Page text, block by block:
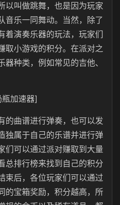
以叫做跳舞，也是因为玩家
音乐一同舞动。当然，除了
着演奏乐器的玩法，玩家们
取小游戏的积分。在派对之
种类，例如常见的吉他、
加速器]
的曲谱进行弹奏，也可以发
独属于自己的乐谱并进行弹
们可以通过派对赚取到大量
总排行榜来找到自己的积分
束后，各位玩家们可以通过
的宝箱奖励，积分越高，所